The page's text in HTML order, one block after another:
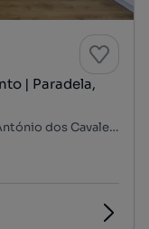
| Paradela,
Santo António dos Cavaleiros, Santo António dos Cavaleiros e Frielas, Loures, Lisboa